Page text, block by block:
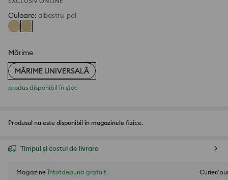
Culoare: albastru-pal
Mărime
MĂRIME UNIVERSALĂ
produs disponibil în stoc
Produsul nu este disponibil în magazinele fizice.
Timpul și costul de livrare
Magazine Întotdeauna gratuit
Curier/